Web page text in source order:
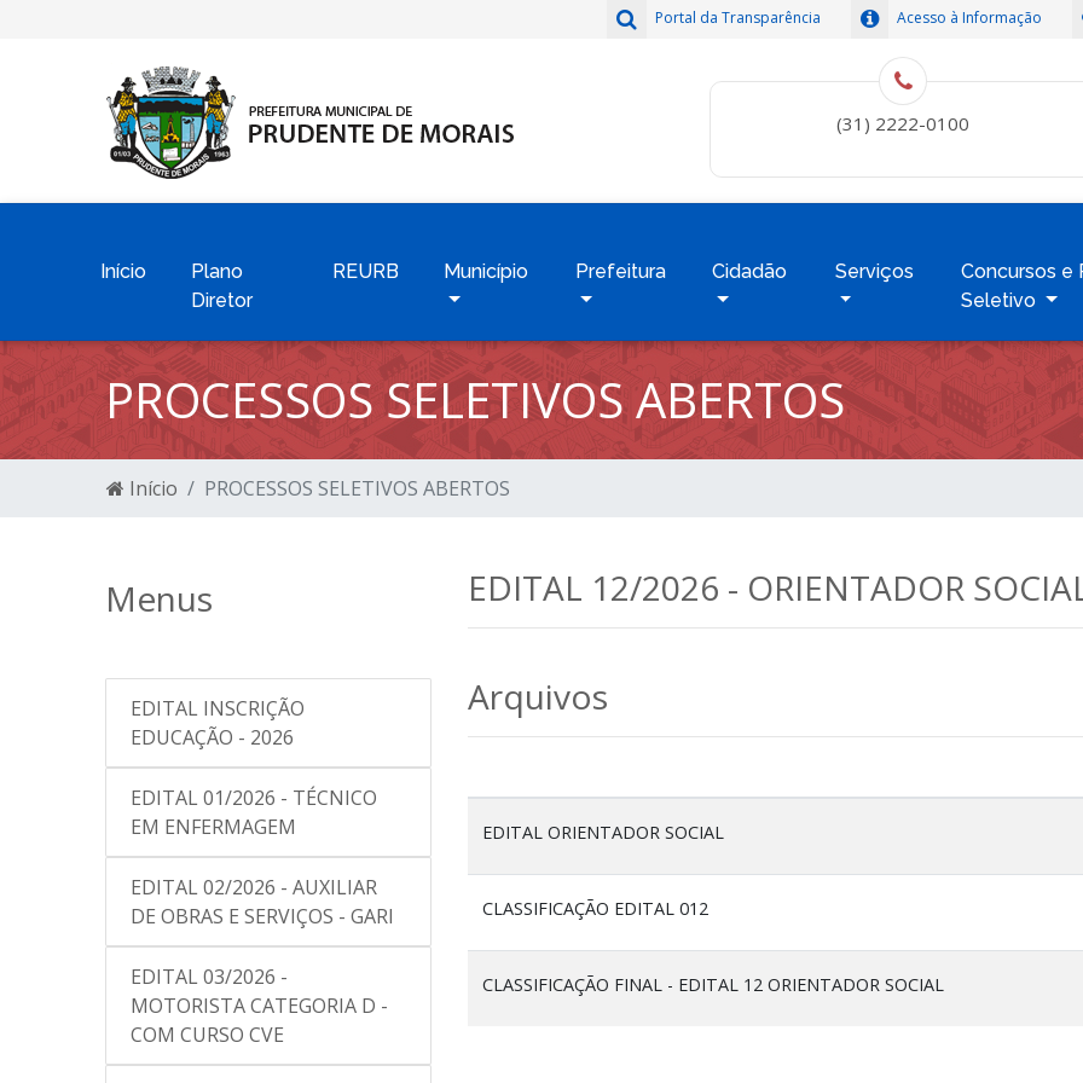
Acesso à Informação
Portal da Transparência
(31) 2222-0100
Início
Plano
Diretor
REURB Município Prefeitura Cidadão Serviços
Concursos e
Seletivo
PROCESSOS SELETIVOS ABERTOS
Início PROCESSOS SELETIVOS ABERTOS
Menus
EDITAL INSCRIÇÃO
EDUCAÇÃO - 2026
EDITAL 01/2026 - TÉCNICO
EM ENFERMAGEM
EDITAL 02/2026 - AUXILIAR
DE OBRAS E SERVIÇOS - GARI
EDITAL 03/2026 -
MOTORISTA CATEGORIA D -
COM CURSO CVE
EDITAL 12/2026 - ORIENTADOR
Arquivos
EDITAL ORIENTADOR SOCIAL
CLASSIFICAÇÃO EDITAL 012
CLASSIFICAÇÃO FINAL - EDITAL 12 ORIENTADOR SOCIAL